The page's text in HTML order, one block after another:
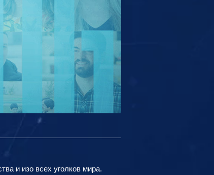
и изо всех уголков мира.